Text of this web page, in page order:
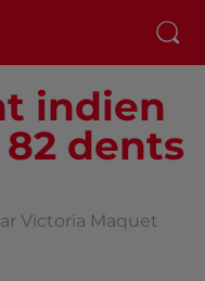
indien
dents
Victoria Maquet